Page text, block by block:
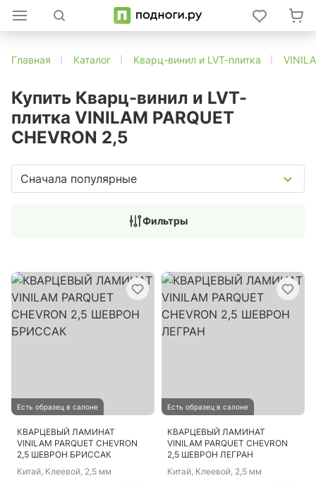
Главная Каталог Кварц-винил и LVT-плитка
Купить Кварц-винил и LVT-
плитка VINILAM PARQUET
CHEVRON 2,5
Сначала популярные
Фильтры
Есть образец в салоне
КВАРЦЕВЫЙ ЛАМИНАТ
VINILAM PARQUET CHEVRON
2,5 ШЕВРОН БРИССАК
Китай, Клеевой, 2,5 мм
Есть образец в салоне
КВАРЦЕВЫЙ ЛАМИНАТ
VINILAM PARQUET CHEVRON
2,5 ШЕВРОН ЛЕГРАН
Китай, Клеевой, 2,5 мм